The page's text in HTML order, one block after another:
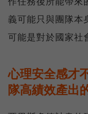
義可能只與團隊本
可能是對於國家社
心理安全感才
隊高績效產出